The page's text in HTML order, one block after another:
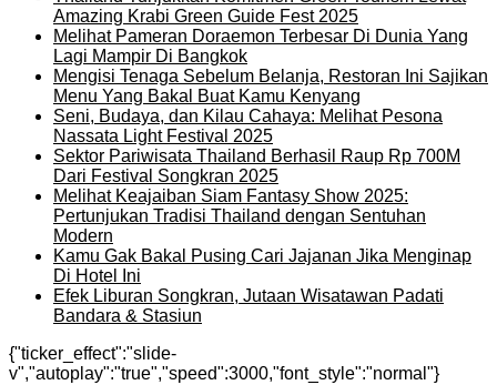
Amazing Krabi Green Guide Fest 2025
Melihat Pameran Doraemon Terbesar Di Dunia Yang
Lagi Mampir Di Bangkok
Mengisi Tenaga Sebelum Belanja, Restoran Ini Sajikan
Menu Yang Bakal Buat Kamu Kenyang
Seni, Budaya, dan Kilau Cahaya: Melihat Pesona
Nassata Light Festival 2025
Sektor Pariwisata Thailand Berhasil Raup Rp 700M
Dari Festival Songkran 2025
Melihat Keajaiban Siam Fantasy Show 2025:
Pertunjukan Tradisi Thailand dengan Sentuhan
Modern
Kamu Gak Bakal Pusing Cari Jajanan Jika Menginap
Di Hotel Ini
Efek Liburan Songkran, Jutaan Wisatawan Padati
Bandara & Stasiun
{"ticker_effect":"slide-
v","autoplay":"true","speed":3000,"font_style":"normal"}